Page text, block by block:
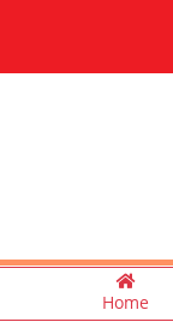
Home